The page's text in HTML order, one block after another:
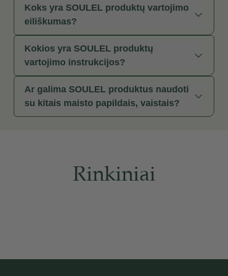
Koks yra SOULEL produktų vartojimo
eiliškumas?
Kokios yra SOULEL produktų
vartojimo instrukcijos?
Ar galima SOULEL produktus naudoti
su kitais maisto papildais, vaistais?
Rinkiniai